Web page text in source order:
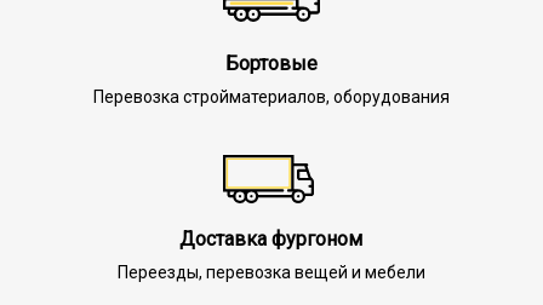
Бортовые
Перевозка стройматериалов, оборудования
Доставка фургоном
Переезды, перевозка вещей и мебели